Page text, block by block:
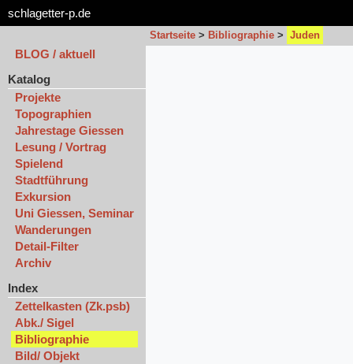
schlagetter-p.de
Startseite > Bibliographie > Juden
BLOG / aktuell
Katalog
Projekte
Topographien
Jahrestage Giessen
Lesung / Vortrag
Spielend
Stadtführung
Exkursion
Uni Giessen, Seminar
Wanderungen
Detail-Filter
Archiv
Index
Zettelkasten (Zk.psb)
Abk./ Sigel
Bibliographie
Bild/ Objekt